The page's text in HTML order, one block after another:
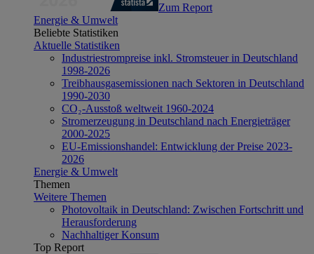
Zum Report
Energie & Umwelt
Beliebte Statistiken
Aktuelle Statistiken
Industriestrompreise inkl. Stromsteuer in Deutschland
1998-2026
Treibhausgasemissionen nach Sektoren in Deutschland
1990-2030
CO₂-Ausstoß weltweit 1960-2024
Stromerzeugung in Deutschland nach Energieträger
2000-2025
EU-Emissionshandel: Entwicklung der Preise 2023-
2026
Energie & Umwelt
Themen
Weitere Themen
Photovoltaik in Deutschland: Zwischen Fortschritt und
Herausforderung
Nachhaltiger Konsum
Top Report